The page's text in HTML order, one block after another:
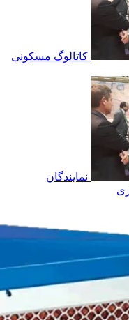
کاتالوگ مسکونی
نمایندگان